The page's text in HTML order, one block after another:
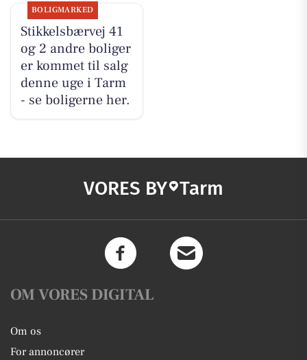
BOLIGMARKED
Stikkelsbærvej 41
og 2 andre boliger
er kommet til salg
denne uge i Tarm
- se boligerne her.
VORES BY Tarm
OM VORES DIGITAL
Om os
For annoncører